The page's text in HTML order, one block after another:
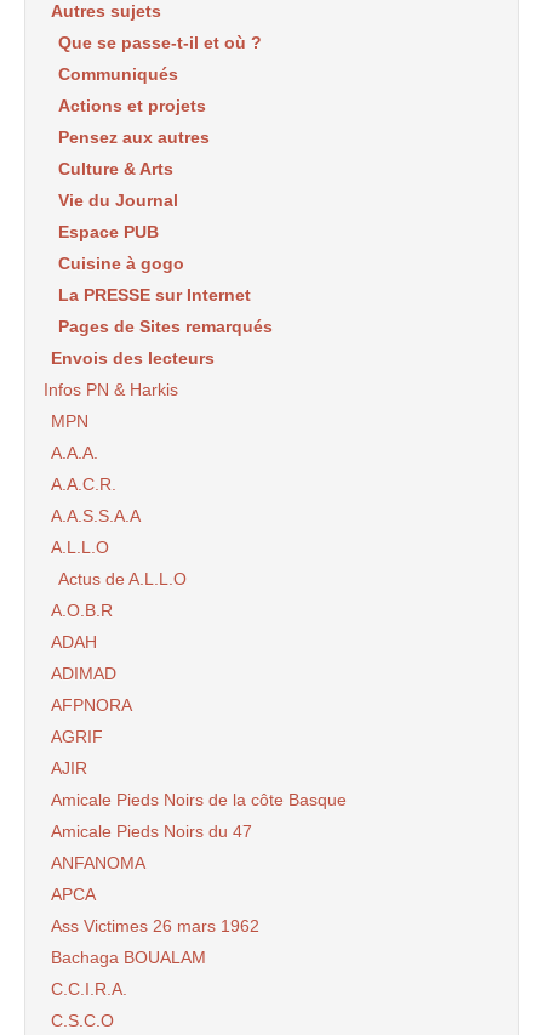
Autres sujets
Que se passe-t-il et où ?
Communiqués
Actions et projets
Pensez aux autres
Culture & Arts
Vie du Journal
Espace PUB
Cuisine à gogo
La PRESSE sur Internet
Pages de Sites remarqués
Envois des lecteurs
Infos PN & Harkis
MPN
A.A.A.
A.A.C.R.
A.A.S.S.A.A
A.L.L.O
Actus de A.L.L.O
A.O.B.R
ADAH
ADIMAD
AFPNORA
AGRIF
AJIR
Amicale Pieds Noirs de la côte Basque
Amicale Pieds Noirs du 47
ANFANOMA
APCA
Ass Victimes 26 mars 1962
Bachaga BOUALAM
C.C.I.R.A.
C.S.C.O